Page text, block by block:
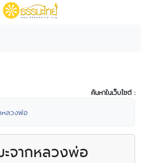
ค้นหาในเว็บไซต์ :
หลวงพ่อ
ะจากหลวงพ่อ